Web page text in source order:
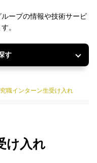
ープの情報や技術サービ
。
す
職インターン生受け入れ
け入れ